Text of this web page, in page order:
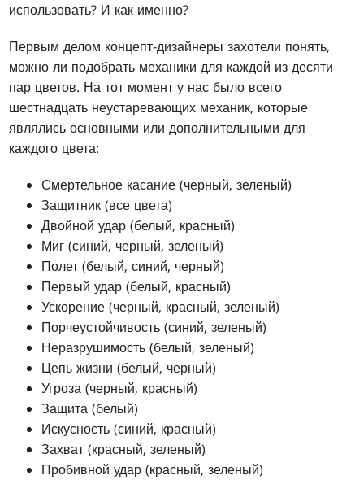
использовать? И как именно?
Первым делом концепт-дизайнеры захотели понять,
можно ли подобрать механики для каждой из десяти
пар цветов. На тот момент у нас было всего
шестнадцать неустаревающих механик, которые
являлись основными или дополнительными для
каждого цвета:
Смертельное касание (черный, зеленый)
Защитник (все цвета)
Двойной удар (белый, красный)
Миг (синий, черный, зеленый)
Полет (белый, синий, черный)
Первый удар (белый, красный)
Ускорение (черный, красный, зеленый)
Порчеустойчивость (синий, зеленый)
Неразрушимость (белый, зеленый)
Цепь жизни (белый, черный)
Угроза (черный, красный)
Защита (белый)
Искусность (синий, красный)
Захват (красный, зеленый)
Пробивной удар (красный, зеленый)